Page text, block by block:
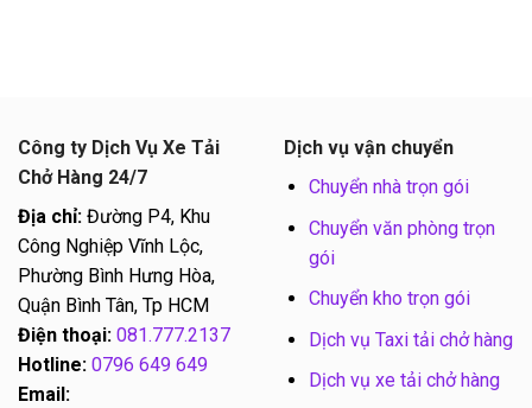
Công ty Dịch Vụ Xe Tải
Chở Hàng 24/7
Địa chỉ: Đường P4, Khu
Công Nghiệp Vĩnh Lộc,
Phường Bình Hưng Hòa,
Quận Bình Tân, Tp HCM
Điện thoại: 081.777.2137
Hotline: 0796 649 649
Email:
Dịch vụ vận chuyển
Chuyển nhà trọn gói
Chuyển văn phòng trọn
gói
Chuyển kho trọn gói
Dịch vụ Taxi tải chở hàng
Dịch vụ xe tải chở hàng